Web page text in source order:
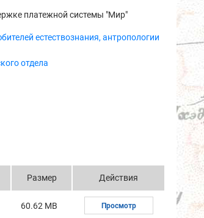
платежной системы "Мир"
естествознания, антропологии
отдела
Размер Действия
60.62 MB Просмотр